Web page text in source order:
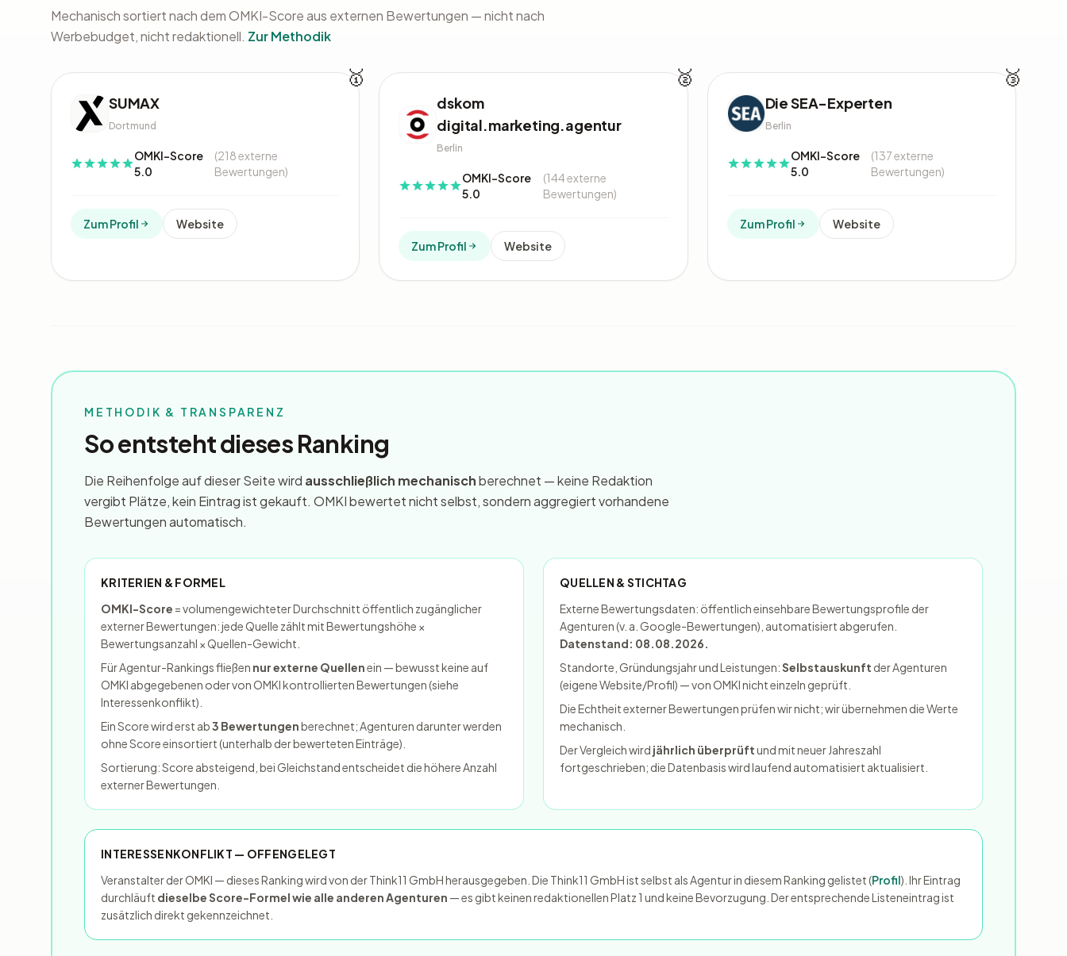
Mechanisch sortiert nach dem OMKI-Score aus externen Bewertungen — nicht nach
Werbebudget, nicht redaktionell. Zur Methodik
🥇
SUMAX
Dortmund
OMKI-Score
5.0
(218 externe
Bewertungen)
Zum Profil Website
🥈
dskom
digital.marketing.agentur
Berlin
OMKI-Score
5.0
(144 externe
Bewertungen)
Zum Profil Website
🥉
Die SEA-Experten
Berlin
OMKI-Score
5.0
(137 externe
Bewertungen)
Zum Profil Website
METHODIK & TRANSPARENZ
So entsteht dieses Ranking
Die Reihenfolge auf dieser Seite wird ausschließlich mechanischberechnet — keine Redaktion
vergibt Plätze, kein Eintrag ist gekauft. OMKI bewertet nicht selbst, sondern aggregiert vorhandene
Bewertungen automatisch.
KRITERIEN & FORMEL
OMKI-Score = volumengewichteter Durchschnitt öffentlich zugänglicher
externer Bewertungen: jede Quelle zählt mitBewertungshöhe ×
Bewertungsanzahl × Quellen-Gewicht
Für Agentur-Rankings fließen nur externe Quellenein — bewusst keine auf
OMKI abgegebenen oder von OMKI kontrollierten Bewertungen (siehe
Interessenkonflikt).
Ein Score wird erst ab3 Bewertungenberechnet; Agenturen darunter werden
ohne Score einsortiert (unterhalb der bewerteten Einträge).
Sortierung: Score absteigend, bei Gleichstand entscheidet die höhere Anzahl
externer Bewertungen.
QUELLEN & STICHTAG
Externe Bewertungsdaten: öffentlich einsehbare Bewertungsprofile der
Agenturen (v. a. Google-Bewertungen), automatisiert abgerufen.
Datenstand: 08.08.2026.
Standorte, Gründungsjahr und Leistungen:Selbstauskunft der Agenturen
(eigene Website/Profil) — von OMKI nicht einzeln geprüft.
Die Echtheit externer Bewertungen prüfen wir nicht; wir übernehmen die Werte
mechanisch.
Der Vergleich wird jährlich überprüftund mit neuer Jahreszahl
fortgeschrieben; die Datenbasis wird laufend automatisiert aktualisiert.
INTERESSENKONFLIKT — OFFENGELEGT
Veranstalter der OMKI — dieses Ranking wird von der Think11 GmbH herausgegeben. Die Think11 GmbH ist selbst als Agentur in diesem Ranking gelistet (Profil). Ihr Eintrag
durchläuft dieselbe Score-Formel wie alle anderen Agenturen — es gibt keinen redaktionellen Platz 1 und keine Bevorzugung. Der entsprechende Listeneintrag ist
zusätzlich direkt gekennzeichnet.